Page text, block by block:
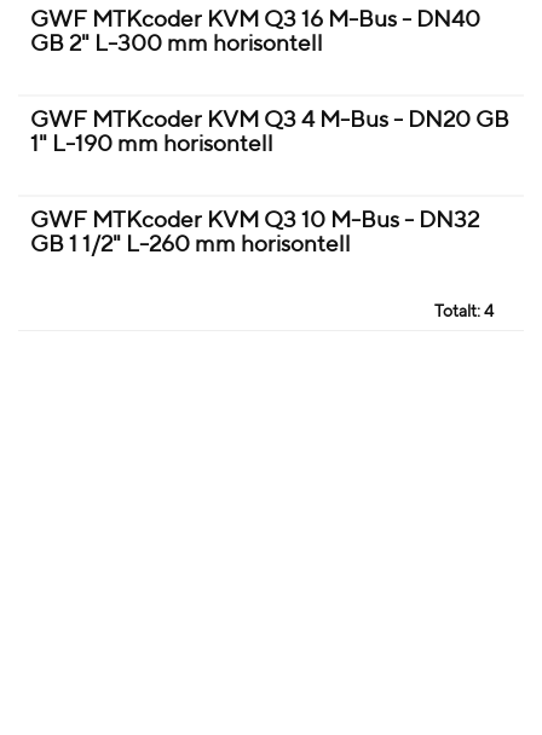
GWF MTKcoder KVM Q3 16 M-Bus - DN40
GB 2" L-300 mm horisontell
GWF MTKcoder KVM Q3 4 M-Bus - DN20 GB
1" L-190 mm horisontell
GWF MTKcoder KVM Q3 10 M-Bus - DN32
GB 1 1/2" L-260 mm horisontell
Totalt: 4